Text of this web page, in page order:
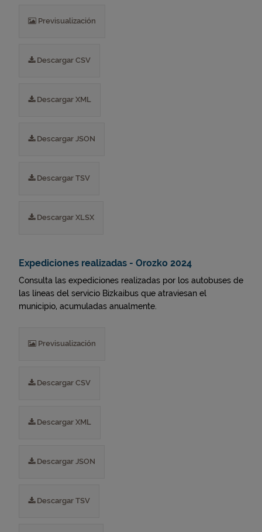
Previsualización
Descargar CSV
Descargar XML
Descargar JSON
Descargar TSV
Descargar XLSX
Expediciones realizadas - Orozko 2024
Consulta las expediciones realizadas por los autobuses de
las líneas del servicio Bizkaibus que atraviesan el
municipio, acumuladas anualmente.
Previsualización
Descargar CSV
Descargar XML
Descargar JSON
Descargar TSV